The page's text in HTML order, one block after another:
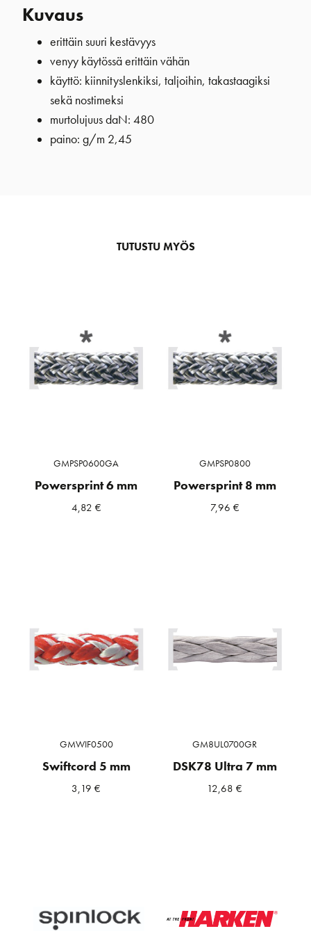
Kuvaus
erittäin suuri kestävyys
venyy käytössä erittäin vähän
käyttö: kiinnityslenkiksi, taljoihin, takastaagiksi
sekä nostimeksi
murtolujuus daN: 480
paino: g/m 2,45
TUTUSTU MYÖS
GMPSP0600GA
Powersprint 6 mm
4,82 €
GMPSP0800
Powersprint 8 mm
7,96 €
GMWIF0500
Swiftcord 5 mm
3,19€
GM8UL0700GR
DSK78 Ultra 7 mm
12,68€